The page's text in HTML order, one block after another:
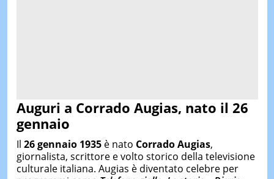
Auguri a Corrado Augias, nato il 26
gennaio
Il 26 gennaio 1935è nato Corrado Augias,
giornalista, scrittore e volto storico della televisione
culturale italiana. Augias è diventato celebre per